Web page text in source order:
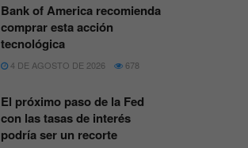
Bank of America recomienda
comprar esta acción
tecnológica
4 DE AGOSTO DE 2026 678
El próximo paso de la Fed
con las tasas de interés
podría ser un recorte